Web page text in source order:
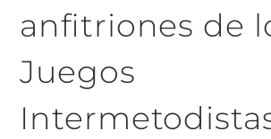
anfitriones de
Juegos